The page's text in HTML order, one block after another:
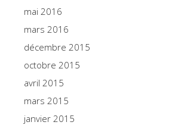
mai 2016
mars 2016
décembre 2015
octobre 2015
avril 2015
mars 2015
janvier 2015